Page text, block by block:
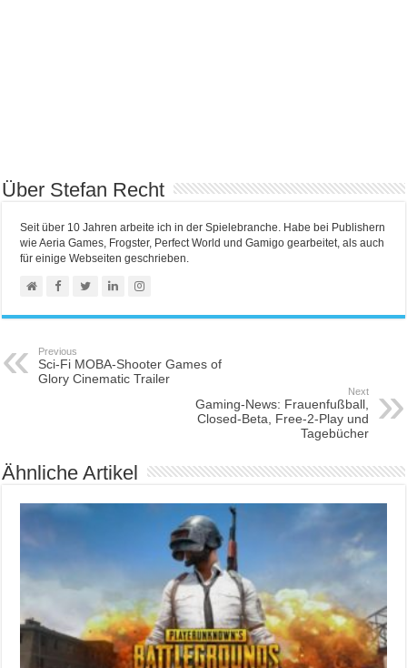
Über Stefan Recht
Seit über 10 Jahren arbeite ich in der Spielebranche. Habe bei Publishern
wie Aeria Games, Frogster, Perfect World und Gamigo gearbeitet, als auch
für einige Webseiten geschrieben.
Previous
Sci-Fi MOBA-Shooter Games of
Glory Cinematic Trailer
Next
Gaming-News: Frauenfußball,
Closed-Beta, Free-2-Play und
Tagebücher
Ähnliche Artikel